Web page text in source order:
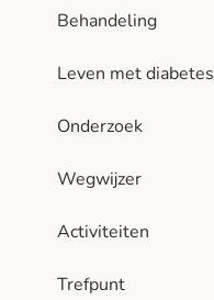
Behandeling
Leven met diabetes
Onderzoek
Wegwijzer
Activiteiten
Trefpunt